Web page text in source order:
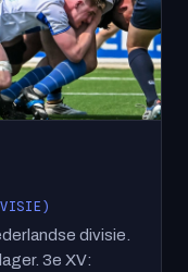
divisie.
3e XV: